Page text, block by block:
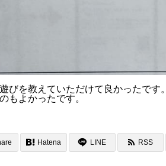
びを教えていただけて良かったです。
もよかったです。
Hatena LINE RSS